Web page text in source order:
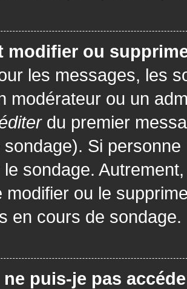
modifier ou
les messages, les
modérateur ou un
du premier
Si personne
sondage.
modifier ou le
en cours de sondage.
puis-je pas